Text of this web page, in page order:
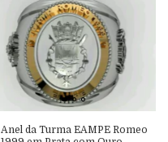
Anel da Turma EAMPE Romeo